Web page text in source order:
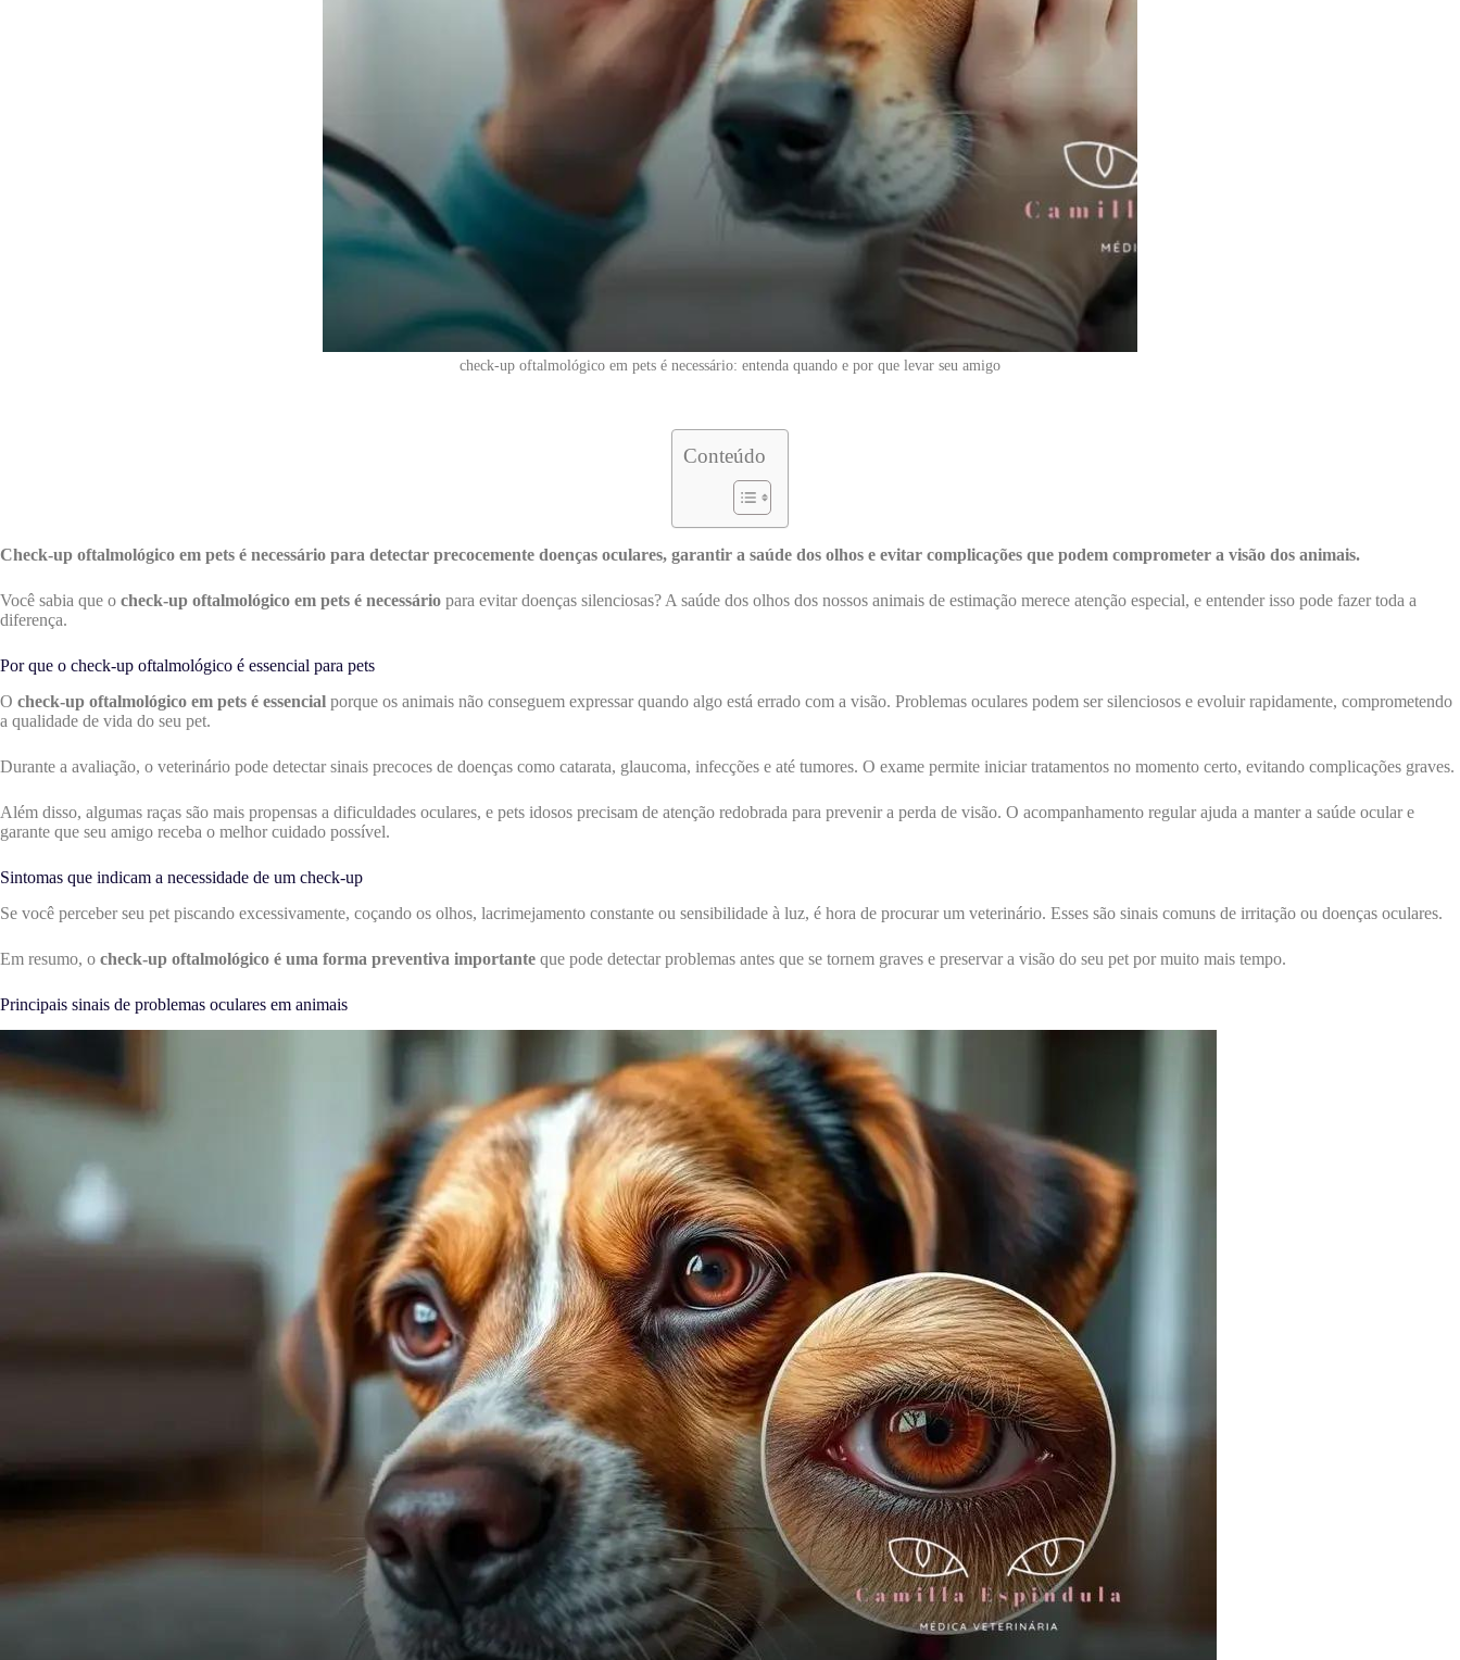
check-up oftalmológico em pets é necessário: entenda quando e por que levar seu amigo
Conteúdo
Check-up oftalmológico em pets é necessário para detectar precocemente doenças oculares, garantir a saúde dos olhos e evitar complicações que podem comprometer a visão dos animais.
Você sabia que o check-up oftalmológico em pets é necessário para evitar doenças silenciosas? A saúde dos olhos dos nossos animais de estimação merece atenção especial, e entender isso pode fazer toda a
diferença.
Por que o check-up oftalmológico é essencial para pets
O check-up oftalmológico em pets é essencial porque os animais não conseguem expressar quando algo está errado com a visão. Problemas oculares podem ser silenciosos e evoluir rapidamente, comprometendo
a qualidade de vida do seu pet.
Durante a avaliação, o veterinário pode detectar sinais precoces de doenças como catarata, glaucoma, infecções e até tumores. O exame permite iniciar tratamentos no momento certo, evitando complicações graves.
Além disso, algumas raças são mais propensas a dificuldades oculares, e pets idosos precisam de atenção redobrada para prevenir a perda de visão. O acompanhamento regular ajuda a manter a saúde ocular e
garante que seu amigo receba o melhor cuidado possível.
Sintomas que indicam a necessidade de um check-up
Se você perceber seu pet piscando excessivamente, coçando os olhos, lacrimejamento constante ou sensibilidade à luz, é hora de procurar um veterinário. Esses são sinais comuns de irritação ou doenças oculares.
Em resumo, o check-up oftalmológico é uma forma preventiva importante que pode detectar problemas antes que se tornem graves e preservar a visão do seu pet por muito mais tempo.
Principais sinais de problemas oculares em animais